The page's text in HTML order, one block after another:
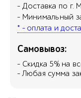
- Доставка по г.
- Минимальный
* - оплата и
Самовывоз:
- Скидка 5% на
- Любая сумма